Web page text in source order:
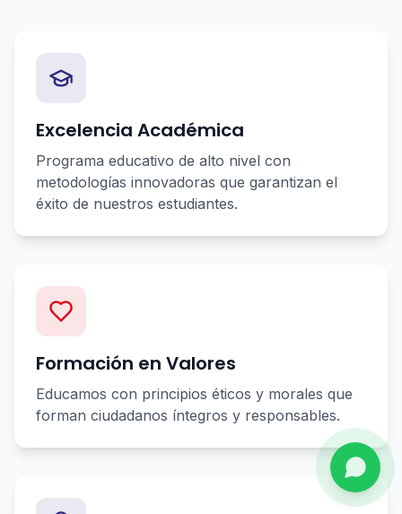
Excelencia Académica
Programa educativo de alto nivel con
metodologías innovadoras que garantizan el
éxito de nuestros estudiantes.
Formación en Valores
Educamos con principios éticos y morales que
forman ciudadanos íntegros y responsables.